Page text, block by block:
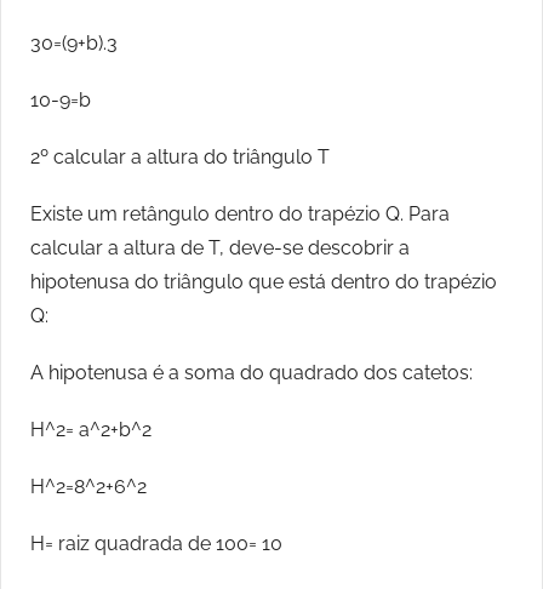
30=(9+b).3
10-9=b
2º calcular a altura do triângulo T
Existe um retângulo dentro do trapézio Q. Para
calcular a altura de T, deve-se descobrir a
hipotenusa do triângulo que está dentro do trapézio
Q:
A hipotenusa é a soma do quadrado dos catetos:
H^2= a^2+b^2
H^2=8^2+6^2
H= raiz quadrada de 100= 10